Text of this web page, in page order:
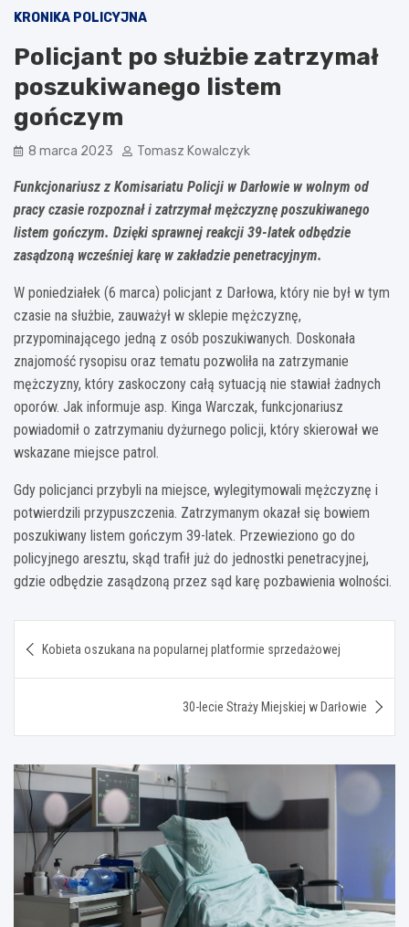
KRONIKA POLICYJNA
Policjant po służbie zatrzymał
poszukiwanego listem
gończym
8 marca 2023 Tomasz Kowalczyk
Funkcjonariusz z Komisariatu Policji w Darłowie w wolnym od
pracy czasie rozpoznał i zatrzymał mężczyznę poszukiwanego
listem gończym. Dzięki sprawnej reakcji 39-latek odbędzie
zasądzoną wcześniej karę w zakładzie penetracyjnym.
W poniedziałek (6 marca) policjant z Darłowa, który nie był w tym
czasie na służbie, zauważył w sklepie mężczyznę,
przypominającego jedną z osób poszukiwanych. Doskonała
znajomość rysopisu oraz tematu pozwoliła na zatrzymanie
mężczyzny, który zaskoczony całą sytuacją nie stawiał żadnych
oporów. Jak informuje asp. Kinga Warczak, funkcjonariusz
powiadomił o zatrzymaniu dyżurnego policji, który skierował we
wskazane miejsce patrol.
Gdy policjanci przybyli na miejsce, wylegitymowali mężczyznę i
potwierdzili przypuszczenia. Zatrzymanym okazał się bowiem
poszukiwany listem gończym 39-latek. Przewieziono go do
policyjnego aresztu, skąd trafił już do jednostki penetracyjnej,
gdzie odbędzie zasądzoną przez sąd karę pozbawienia wolności.
wpisu
Kobieta oszukana na popularnej platformie sprzedażowej
30-lecie Straży Miejskiej w Darłowie